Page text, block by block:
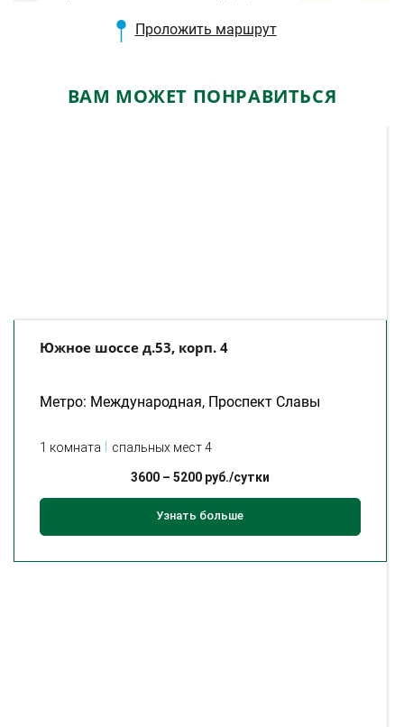
Проложить маршрут
ВАМ МОЖЕТ ПОНРАВИТЬСЯ
Южное шоссе д.53, корп. 4
Метро: Международная, Проспект Славы
1 комната спальных мест 4
3600– 5200руб./сутки
Узнать больше